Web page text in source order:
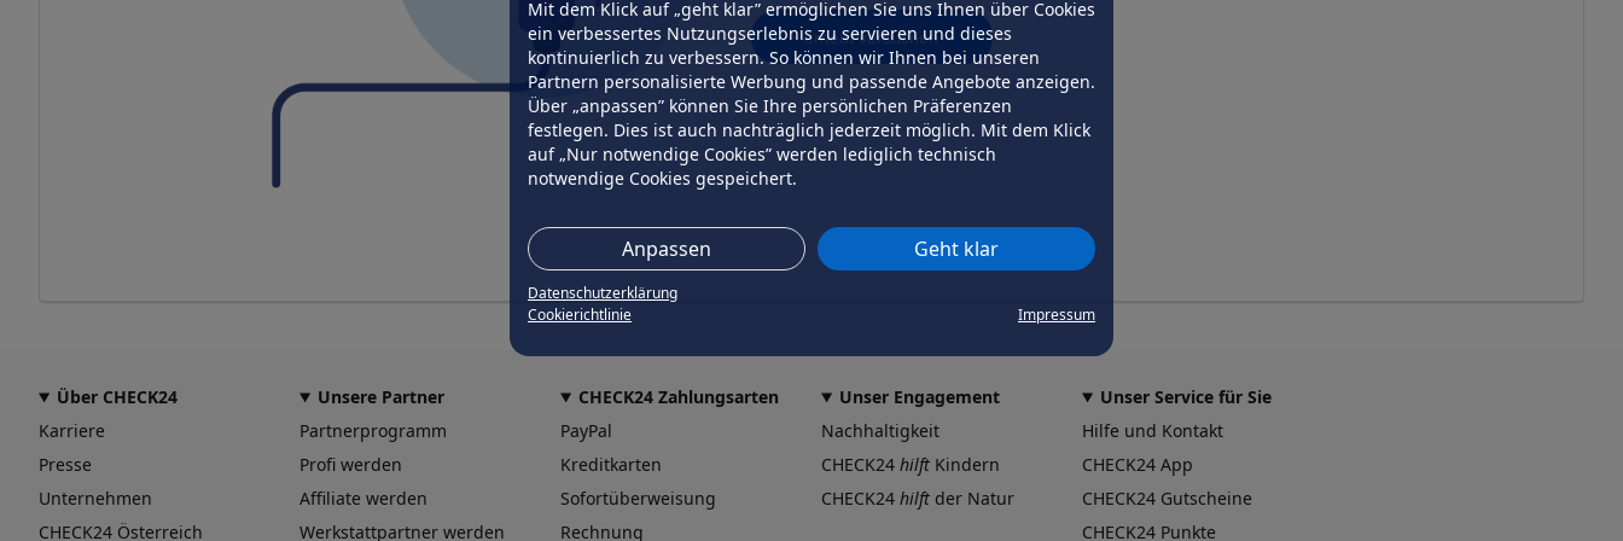
Mit dem Klick auf „geht klar” ermöglichen Sie uns Ihnen über Cookies
ein verbessertes Nutzungserlebnis zu servieren und dieses
kontinuierlich zu verbessern. So können wir Ihnen bei unseren
Partnern personalisierte Werbung und passende Angebote anzeigen.
Über „anpassen” können Sie Ihre persönlichen Präferenzen
festlegen. Dies ist auch nachträglich jederzeit möglich. Mit dem Klick
auf „Nur notwendige Cookies” werden lediglich technisch
notwendige Cookies gespeichert.
Anpassen Geht klar
Datenschutzerklärung
Cookierichtlinie
Impressum
erneut versuchen
Über CHECK24
Karriere
Presse
Unternehmen
CHECK24 Österreich
Unsere Partner
Partnerprogramm
Profi werden
Affiliate werden
Werkstattpartner werden
CHECK24 Zahlungsarten
PayPal
Kreditkarten
Sofortüberweisung
Rechnung
Unser Engagement
Nachhaltigkeit
CHECK24 hilft Kindern
CHECK24 hilft der Natur
Unser Service für Sie
Hilfe und Kontakt
CHECK24 App
CHECK24 Gutscheine
CHECK24 Punkte